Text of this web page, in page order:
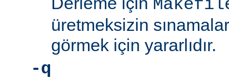
üretmeksizin
görmek için yararlıdır.
-q